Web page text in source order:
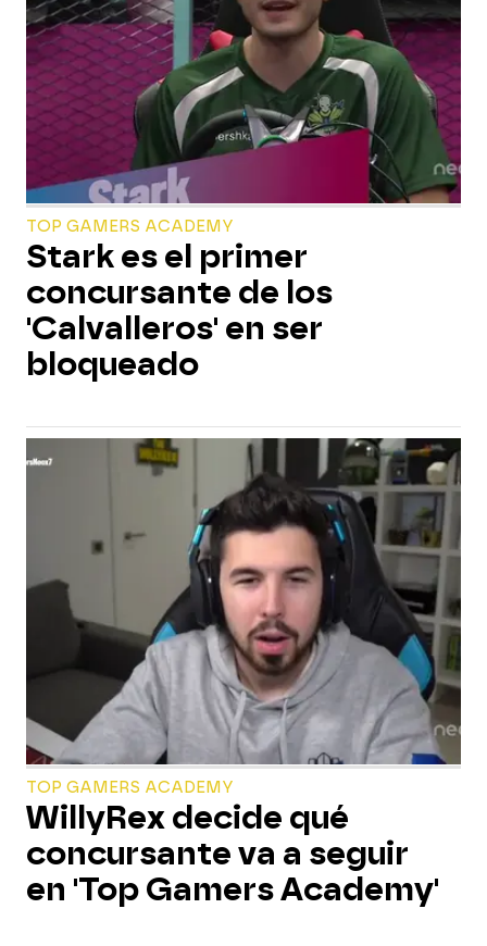
TOP GAMERS ACADEMY
Stark es el primer
concursante de los
'Calvalleros' en ser
bloqueado
TOP GAMERS ACADEMY
WillyRex decide qué
concursante va a seguir
en 'Top Gamers Academy'